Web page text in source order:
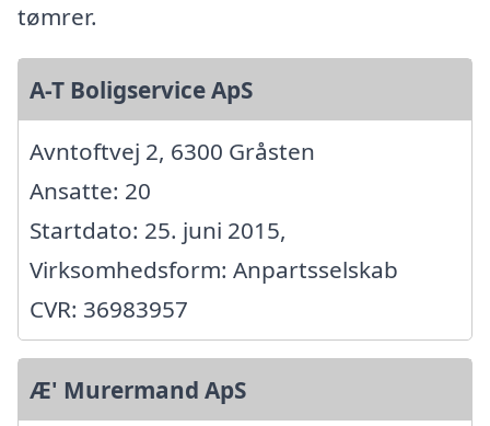
tømrer.
A-T Boligservice ApS
Avntoftvej 2, 6300 Gråsten
Ansatte: 20
Startdato: 25. juni 2015,
Virksomhedsform: Anpartsselskab
CVR: 36983957
Æ' Murermand ApS